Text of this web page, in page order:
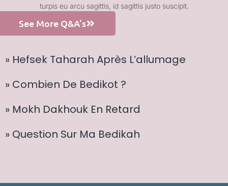
turpis eu arcu sagittis, id sagittis justo suscipit.
See More Q&A's
» Hefsek Taharah Après L’allumage
» Combien De Bedikot ?
» Mokh Dakhouk En Retard
» Question Sur Ma Bedikah